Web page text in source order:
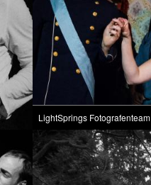
LightSprings Fotografenteam